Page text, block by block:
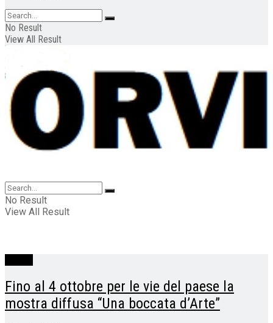
No Result
View All Result
No Result
View All Result
Fino al 4 ottobre per le vie del paese la
mostra diffusa “Una boccata d’Arte”